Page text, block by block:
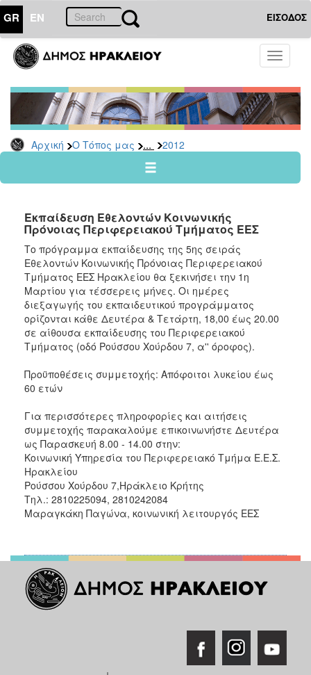
GR EN ΕΙΣΟΔΟΣ
Toggle
Αρχική Ο Τόπος μας ... 2012
ΤΟΠΟΣ
ΜΑΣ
Ανακοινώσεις
Αρχείο
2026
2024
2022
2021
2020
2019
2018
2017
2016
2015
2012
2011
ΔΗΜΟΣ
ΠΟΛΙΤΙΣΜΟΣ
ΑΝΘΕΚΤΙΚΗ
ΠΟΛΗ
Εκπαίδευση Εθελοντών Κοινωνικής
Πρόνοιας Περιφερειακού Τμήματος ΕΕΣ
Το πρόγραμμα εκπαίδευσης της 5ης σειράς
Εθελοντών Κοινωνικής Πρόνοιας Περιφερειακού
Τμήματος ΕΕΣ Ηρακλείου θα ξεκινήσει την 1η
Μαρτίου για τέσσερεις μήνες. Οι ημέρες
διεξαγωγής του εκπαιδευτικού προγράμματος
ορίζονται κάθε Δευτέρα & Τετάρτη, 18,00 έως 20.00
σε αίθουσα εκπαίδευσης του Περιφερειακού
Τμήματος (οδό Ρούσσου Χούρδου 7, α'' όροφος).
Προϋποθέσεις συμμετοχής: Απόφοιτοι λυκείου έως
60 ετών
Για περισσότερες πληροφορίες και αιτήσεις
συμμετοχής παρακαλούμε επικοινωνήστε Δευτέρα
ως Παρασκευή 8.00 - 14.00 στην:
Κοινωνική Υπηρεσία του Περιφερειακό Τμήμα Ε.Ε.Σ.
Ηρακλείου
Ρούσσου Χούρδου 7,Ηράκλειο Κρήτης
Τηλ.: 2810225094, 2810242084
Μαραγκάκη Παγώνα, κοινωνική λειτουργός ΕΕΣ